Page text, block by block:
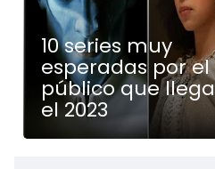
10 series muy
esperadas por el
público que
el 2023